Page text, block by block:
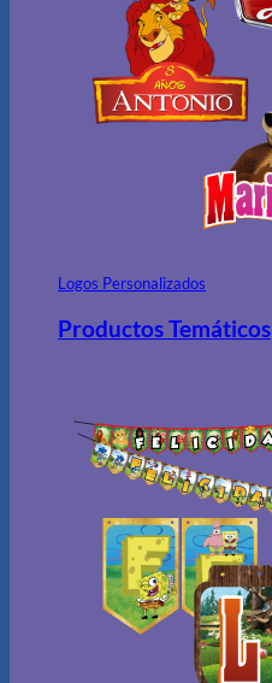
Logos Personalizados
Productos Temáticos